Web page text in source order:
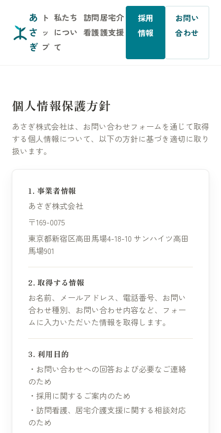
あ
さ
ぎ
ト
ッ
プ
私たち
につい
て
訪問
看護
居宅介
護支援
採用
情報
お問い
合わせ
個人情報保護方針
あさぎ株式会社は、お問い合わせフォームを通じて取得
する個人情報について、以下の方針に基づき適切に取り
扱います。
1. 事業者情報
あさぎ株式会社
〒169-0075
東京都新宿区高田馬場4-18-10 サンハイツ高田
馬場901
2. 取得する情報
お名前、メールアドレス、電話番号、お問い
合わせ種別、お問い合わせ内容など、フォー
ムに入力いただいた情報を取得します。
3. 利用目的
・お問い合わせへの回答および必要なご連絡
のため
・採用に関するご案内のため
・訪問看護、居宅介護支援に関する相談対応
のため